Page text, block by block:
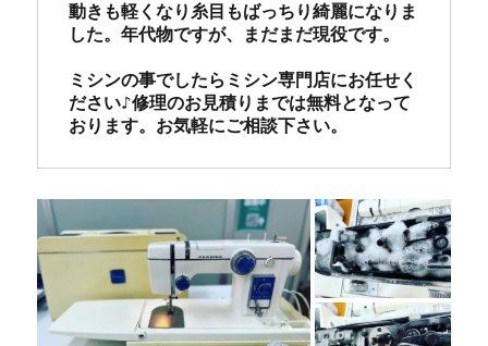
動きも軽くなり糸目もばっちり綺麗になりま
した。年代物ですが、まだまだ現役です。
ミシンの事でしたらミシン専門店にお任せく
ださい♪修理のお見積りまでは無料となって
おります。お気軽にご相談下さい。